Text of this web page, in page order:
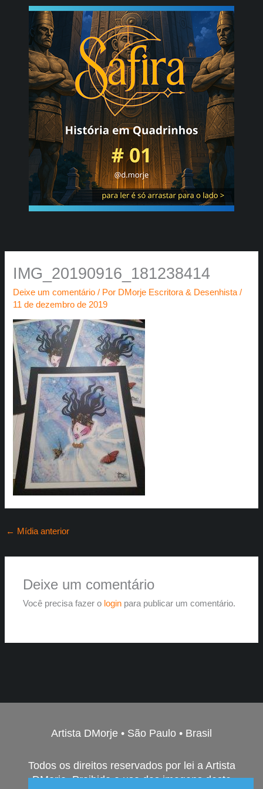
conteúdo
IMG_20190916_181238414
Deixe um comentário / Por DMorje Escritora & Desenhista/
11 de dezembro de 2019
← Mídia anterior
Deixe um comentário
Você precisa fazer o login para publicar um comentário.
Artista DMorje • São Paulo • Brasil
Todos os direitos reservados por lei a Artista
DMorje. Proibido o uso das imagens deste